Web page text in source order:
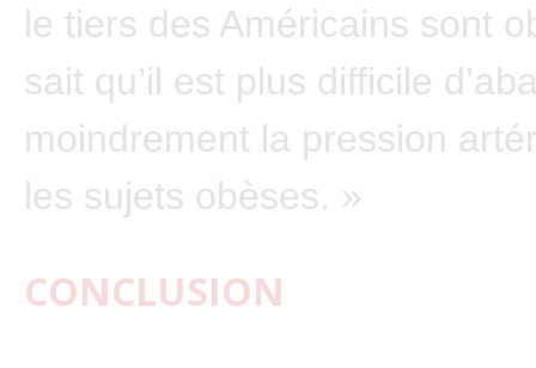
le tiers des Américains sont
sait qu’il est plus difficile
moindrement la pression
les sujets obèses. »
CONCLUSION